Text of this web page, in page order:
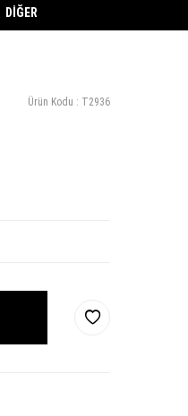
DIĞER
Ürün Kodu : T2936